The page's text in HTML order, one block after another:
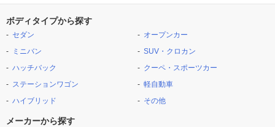
ボディタイプから探す
セダン
ミニバン
ハッチバック
ステーションワゴン
ハイブリッド
オープンカー
SUV・クロカン
クーペ・スポーツカー
軽自動車
その他
メーカーから探す